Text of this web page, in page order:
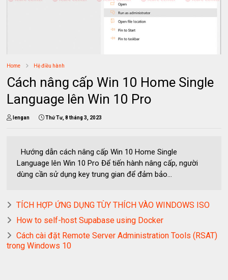
Home Hệ điều hành
Cách nâng cấp Win 10 Home Single
Language lên Win 10 Pro
lengan Thứ Tư, 8 tháng 3, 2023
Hướng dẫn cách nâng cấp Win 10 Home Single
Language lên Win 10 Pro Để tiến hành nâng cấp, người
dùng cần sử dụng key trung gian để đảm bảo...
TÍCH HỢP ỨNG DỤNG TÙY THÍCH VÀO WINDOWS ISO
How to self-host Supabase using Docker
Cách cài đặt Remote Server Administration Tools (RSAT)
trong Windows 10